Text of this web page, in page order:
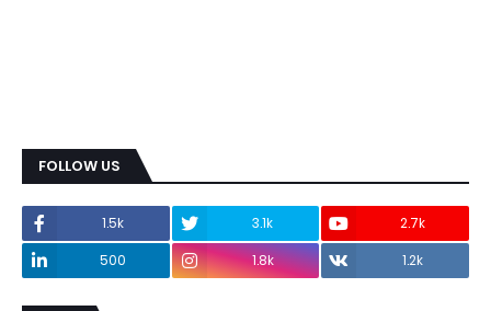
FOLLOW US
1.5k 3.1k
2.7k
500
1.8k 1.2k